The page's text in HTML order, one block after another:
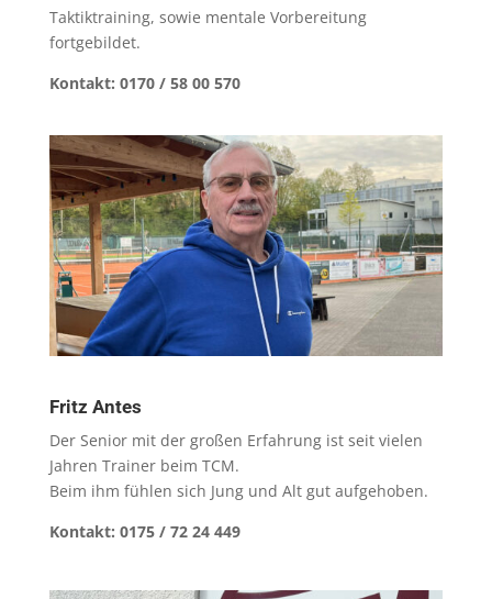
Taktiktraining, sowie mentale Vorbereitung
fortgebildet.
Kontakt: 0170 / 58 00 570
Fritz Antes
Der Senior mit der großen Erfahrung ist seit vielen
Jahren Trainer beim TCM.
Beim ihm fühlen sich Jung und Alt gut aufgehoben.
Kontakt: 0175 / 72 24 449